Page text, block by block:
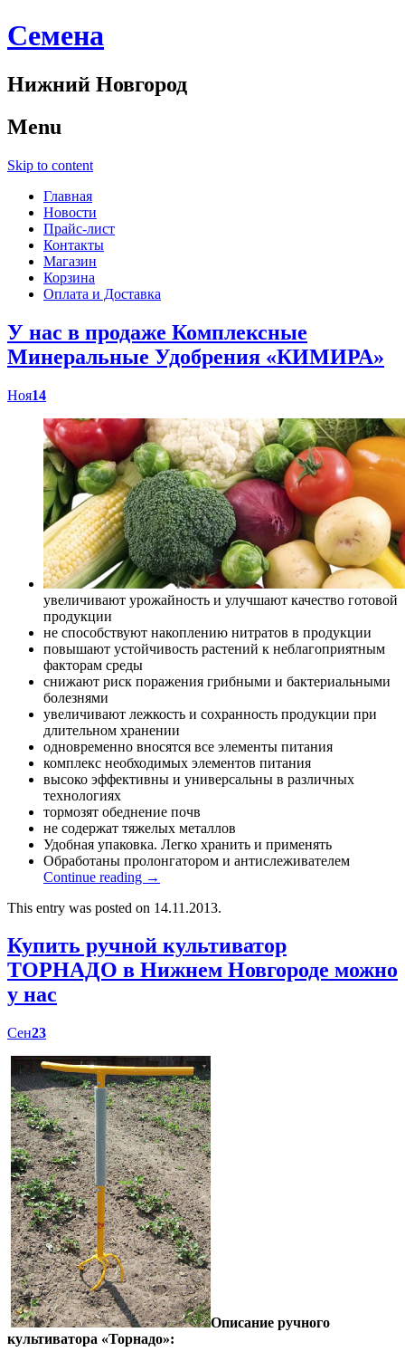
Cемена
Нижний Новгород
Menu
Skip to content
Главная
Новости
Прайс-лист
Контакты
Магазин
Корзина
Оплата и Доставка
У нас в продаже Комплексные
Минеральные Удобрения «КИМИРА»
Ноя14
увеличивают урожайность и улучшают качество готовой
продукции
не способствуют накоплению нитратов в продукции
повышают устойчивость растений к неблагоприятным
факторам среды
снижают риск поражения грибными и бактериальными
болезнями
увеличивают лежкость и сохранность продукции при
длительном хранении
одновременно вносятся все элементы питания
комплекс необходимых элементов питания
высоко эффективны и универсальны в различных
технологиях
тормозят обеднение почв
не содержат тяжелых металлов
Удобная упаковка. Легко хранить и применять
Обработаны пролонгатором и антислеживателем
Continue reading →
This entry was posted on 14.11.2013.
Купить ручной культиватор
ТОРНАДО в Нижнем Новгороде можно
у нас
Сен23
Описание ручного
культиватора «Торнадо»: